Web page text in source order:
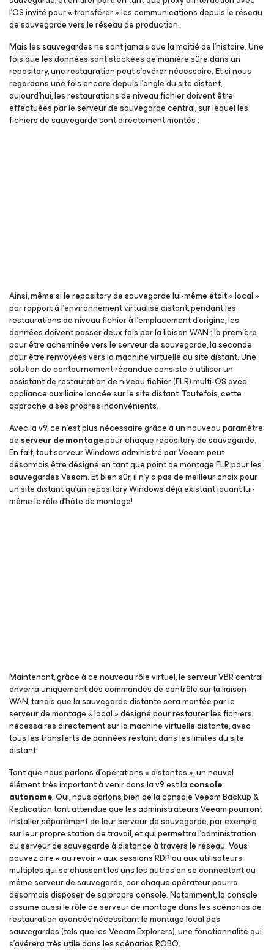
l’OS invité pour « transférer » les communications depuis le réseau
de sauvegarde vers le réseau de production.
Mais les sauvegardes ne sont jamais que la moitié de l’histoire. Une
fois que les données sont stockées de manière sûre dans un
repository, une restauration peut s’avérer nécessaire. Et si nous
regardons une fois encore depuis l’angle du site distant,
aujourd’hui, les restaurations de niveau fichier doivent être
effectuées par le serveur de sauvegarde central, sur lequel les
fichiers de sauvegarde sont directement montés :
Ainsi, même si le repository de sauvegarde lui-même était « local »
par rapport à l’environnement virtualisé distant, pendant les
restaurations de niveau fichier à l’emplacement d’origine, les
données doivent passer deux fois par la liaison WAN : la première
pour être acheminée vers le serveur de sauvegarde, la seconde
pour être renvoyées vers la machine virtuelle du site distant. Une
solution de contournement répandue consiste à utiliser un
assistant de restauration de niveau fichier (FLR) multi-OS avec
appliance auxiliaire lancée sur le site distant. Toutefois, cette
approche a ses propres inconvénients.
Avec la v9, ce n’est plus nécessaire grâce à un nouveau paramètre
de serveur de montagepour chaque repository de sauvegarde.
En fait, tout serveur Windows administré par Veeam peut
désormais être désigné en tant que point de montage FLR pour les
sauvegardes Veeam. Et bien sûr, il n’y a pas de meilleur choix pour
un site distant qu’un repository Windows déjà existant jouant lui-
même le rôle d’hôte de montage!
Maintenant, grâce à ce nouveau rôle virtuel, le serveur VBR central
enverra uniquement des commandes de contrôle sur la liaison
WAN, tandis que la sauvegarde distante sera montée par le
serveur de montage « local » désigné pour restaurer les fichiers
nécessaires directement sur la machine virtuelle distante, avec
tous les transferts de données restant dans les limites du site
distant.
Tant que nous parlons d’opérations « distantes », un nouvel
élément très important à venir dans la v9 est la console
autonome. Oui, nous parlons bien de la console Veeam Backup &
Replication tant attendue que les administrateurs Veeam pourront
installer séparément de leur serveur de sauvegarde, par exemple
sur leur propre station de travail, et qui permettra l’administration
du serveur de sauvegarde à distance à travers le réseau. Vous
pouvez dire « au revoir » aux sessions RDP ou aux utilisateurs
multiples qui se chassent les uns les autres en se connectant au
même serveur de sauvegarde, car chaque opérateur pourra
désormais disposer de sa propre console. Notamment, la console
assume aussi le rôle de serveur de montage dans les scénarios de
restauration avancés nécessitant le montage local des
sauvegardes (tels que les Veeam Explorers), une fonctionnalité qui
s’avérera très utile dans les scénarios ROBO.